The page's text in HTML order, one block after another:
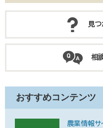
見
相
おすすめコンテンツ
農業情報サ